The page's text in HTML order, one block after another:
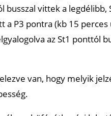
busszal vittek a
a P3 pontra (kb 15
az St1 ponttól
van, hogy melyik